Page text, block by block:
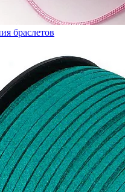
браслетов